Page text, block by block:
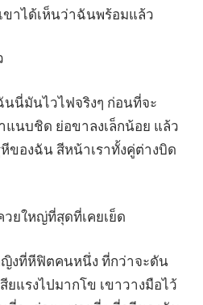
าได้เห็นว่าฉันพร้อมแล้ว
นนี่มันไวไฟจริงๆ ก่อนที่จะ
แนบชิด ย่อขาลงเล็กน้อย แล้ว
ของฉัน สีหน้าเราทั้งคู่ต่างบิด
ยใหญ่ที่สุดที่เคยเย็ด
งที่หีฟิตคนหนึ่ง ที่กว่าจะดัน
ยแรงไปมากโข เขาวางมือไว้